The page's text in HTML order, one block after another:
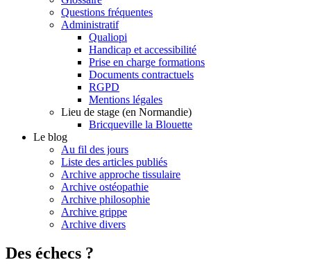
Questions fréquentes
Administratif
Qualiopi
Handicap et accessibilité
Prise en charge formations
Documents contractuels
RGPD
Mentions légales
Lieu de stage (en Normandie)
Bricqueville la Blouette
Le blog
Au fil des jours
Liste des articles publiés
Archive approche tissulaire
Archive ostéopathie
Archive philosophie
Archive grippe
Archive divers
Des échecs ?